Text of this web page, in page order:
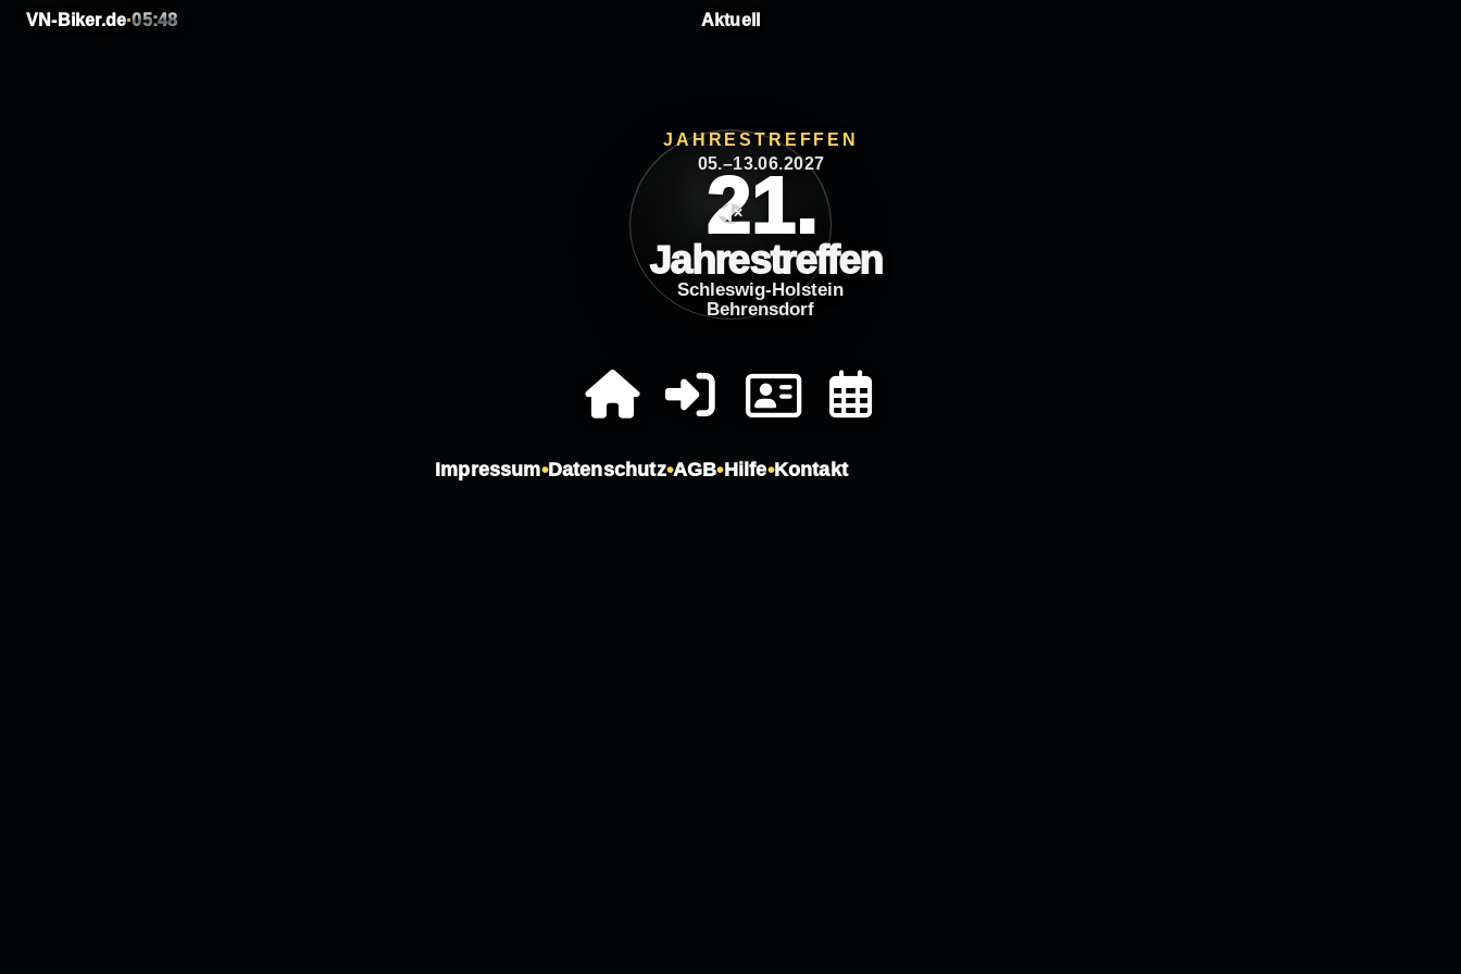
VN-Biker.de·05:48 Aktuell
VN-Biker.de Start
JAHRESTREFFEN
05.–13.06.2027
21.
Jahrestreffen
Schleswig-Holstein
Behrensdorf
Impressum Datenschutz AGB Hilfe Kontakt